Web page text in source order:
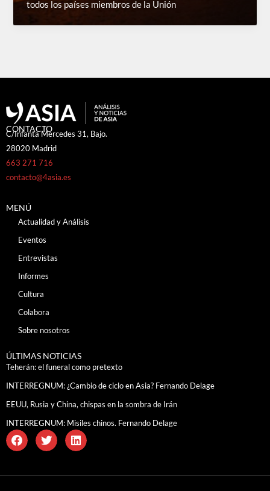
todos los países miembros de la Unión
CONTACTO
C/Infanta Mercedes 31, Bajo.
28020 Madrid
663 271 716
contacto@4asia.es
MENÚ
Actualidad y Análisis
Eventos
Entrevistas
Informes
Cultura
Colabora
Sobre nosotros
ÚLTIMAS NOTICIAS
Teherán: el funeral como pretexto
INTERREGNUM: ¿Cambio de ciclo en Asia? Fernando Delage
EEUU, Rusia y China, chispas en la sombra de Irán
INTERREGNUM: Misiles chinos. Fernando Delage